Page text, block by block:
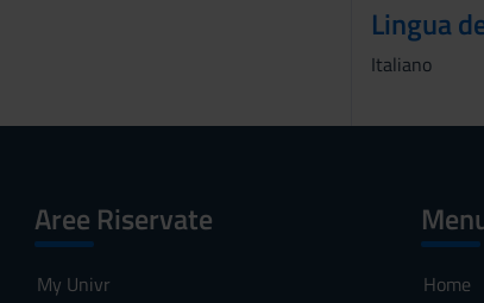
Lingua
Italiano
Aree Riservate
My Univr
Home